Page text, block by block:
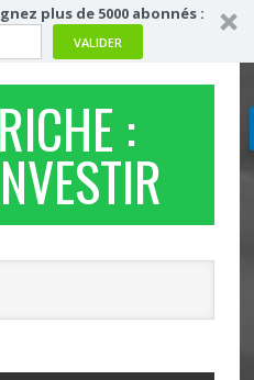
plus de 5000 abonnés :
VALIDER
: